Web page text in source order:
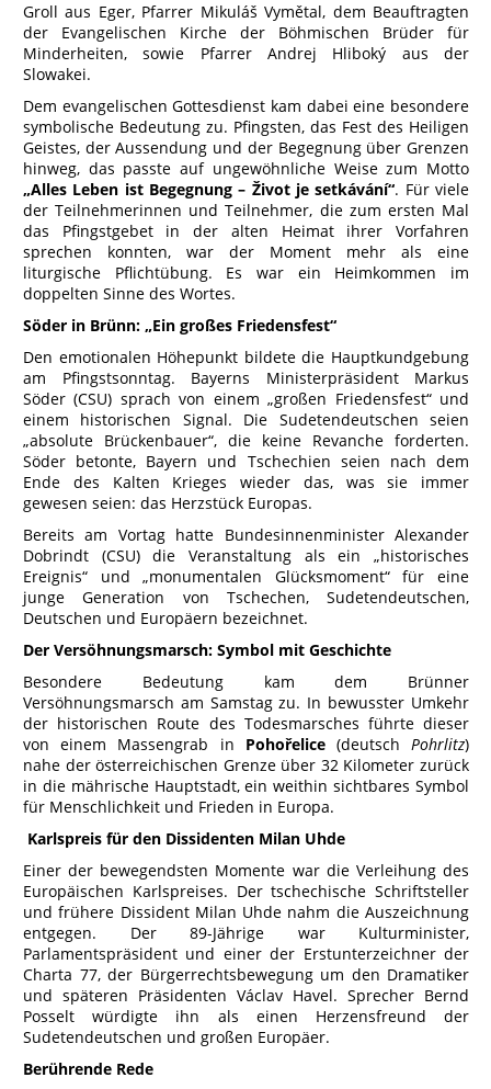
Groll aus Eger, Pfarrer Mikuláš Vymětal, dem Beauftragten
der Evangelischen Kirche der Böhmischen Brüder für
Minderheiten, sowie Pfarrer Andrej Hliboký aus der
Slowakei.
Dem evangelischen Gottesdienst kam dabei eine besondere
symbolische Bedeutung zu. Pfingsten, das Fest des Heiligen
Geistes, der Aussendung und der Begegnung über Grenzen
hinweg, das passte auf ungewöhnliche Weise zum Motto
„Alles Leben ist Begegnung – Život je setkávání“. Für viele
der Teilnehmerinnen und Teilnehmer, die zum ersten Mal
das Pfingstgebet in der alten Heimat ihrer Vorfahren
sprechen konnten, war der Moment mehr als eine
liturgische Pflichtübung. Es war ein Heimkommen im
doppelten Sinne des Wortes.
Söder in Brünn: „Ein großes Friedensfest“
Den emotionalen Höhepunkt bildete die Hauptkundgebung
am Pfingstsonntag. Bayerns Ministerpräsident Markus
Söder (CSU) sprach von einem „großen Friedensfest“ und
einem historischen Signal. Die Sudetendeutschen seien
„absolute Brückenbauer“, die keine Revanche forderten.
Söder betonte, Bayern und Tschechien seien nach dem
Ende des Kalten Krieges wieder das, was sie immer
gewesen seien: das Herzstück Europas.
Bereits am Vortag hatte Bundesinnenminister Alexander
Dobrindt (CSU) die Veranstaltung als ein „historisches
Ereignis“ und „monumentalen Glücksmoment“ für eine
junge Generation von Tschechen, Sudetendeutschen,
Deutschen und Europäern bezeichnet.
Der Versöhnungsmarsch: Symbol mit Geschichte
Besondere Bedeutung kam dem Brünner
Versöhnungsmarsch am Samstag zu. In bewusster Umkehr
der historischen Route des Todesmarsches führte dieser
von einem Massengrab in Pohořelice(deutschPohrlitz)
nahe der österreichischen Grenze über 32 Kilometer zurück
in die mährische Hauptstadt, ein weithin sichtbares Symbol
für Menschlichkeit und Frieden in Europa.
Karlspreis für den Dissidenten Milan Uhde
Einer der bewegendsten Momente war die Verleihung des
Europäischen Karlspreises. Der tschechische Schriftsteller
und frühere Dissident Milan Uhde nahm die Auszeichnung
entgegen. Der 89-Jährige war Kulturminister,
Parlamentspräsident und einer der Erstunterzeichner der
Charta 77, der Bürgerrechtsbewegung um den Dramatiker
und späteren Präsidenten Václav Havel. Sprecher Bernd
Posselt würdigte ihn als einen Herzensfreund der
Sudetendeutschen und großen Europäer.
Berührende Rede